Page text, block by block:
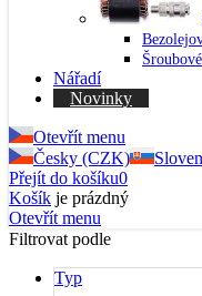
Nářadí
Novinky
Otevřít menu
Česky (CZK)
Přejít do košíku0
Košík je prázdný
Otevřít menu
Filtrovat podle
Typ